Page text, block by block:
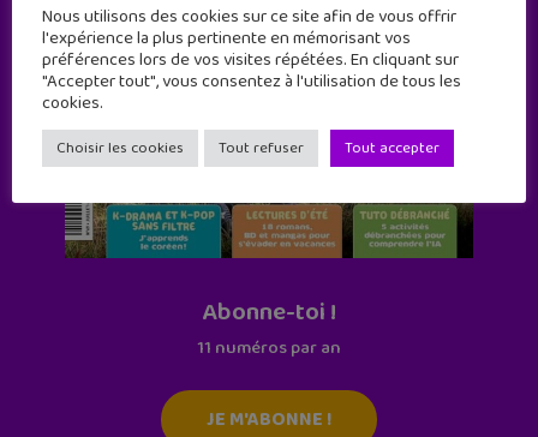
Abonne-toi !
11 numéros par an
JE M'ABONNE !
Nous utilisons des cookies sur ce site afin de vous offrir
l'expérience la plus pertinente en mémorisant vos
préférences lors de vos visites répétées. En cliquant sur
"Accepter tout", vous consentez à l'utilisation de tous les
cookies.
Choisir les cookies Tout refuser Tout accepter